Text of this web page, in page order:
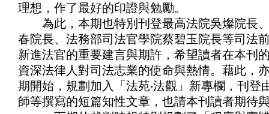
理想，作了最好的印證與勉勵。
為此，本期也特別刊登最高法院吳燦院長
春院長、法務部司法官學院蔡碧玉院長等司法
新進法官的重要建言與期許，希望讀者在本刊
資深法律人對司法志業的使命與熱情。藉此，
期開始，規劃加入「法苑‧法觀」新專欄，刊登
師等撰寫的短篇知性文章，也請本刊讀者期待